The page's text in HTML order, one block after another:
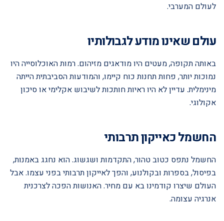
לעולם המערבי.
עולם שאינו מודע לגבולותיו
באותה תקופה, מעטים היו מודאגים מזיהום. רמות האוכלוסייה היו
נמוכות יותר, פחות תחנות כוח קיימו, והמודעות הסביבתית הייתה
מינימלית. עדיין לא היו ראיות חותכות לשיבוש אקלימי או סיכון
אקולוגי.
החשמל כאייקון תרבותי
החשמל נתפס כטוב טהור, התקדמות ושגשוג. הוא נחגג באמנות,
בפיסול, בספרות ובקולנוע, והפך לאייקון תרבותי בפני עצמו. אבל
העולם שיצרו קודמינו בא עם מחיר. האנושות הפכה לצרכנית
אנרגיה עצומה.